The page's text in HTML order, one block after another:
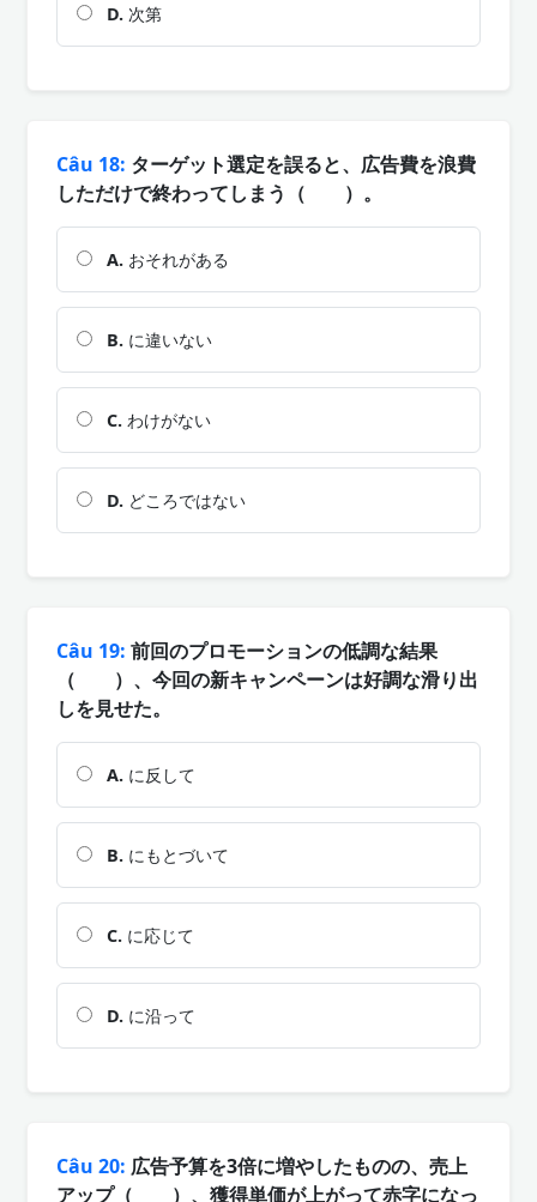
D. 次第
Câu 18: ターゲット選定を誤ると、広告費を浪費
しただけで終わってしまう（ ）。
A. おそれがある
B. に違いない
C. わけがない
D. どころではない
Câu 19: 前回のプロモーションの低調な結果
（ ）、今回の新キャンペーンは好調な滑り出
しを見せた。
A. に反して
B. にもとづいて
C. に応じて
D. に沿って
Câu 20: 広告予算を3倍に増やしたものの、売上
アップ（ ）、獲得単価が上がって赤字になっ